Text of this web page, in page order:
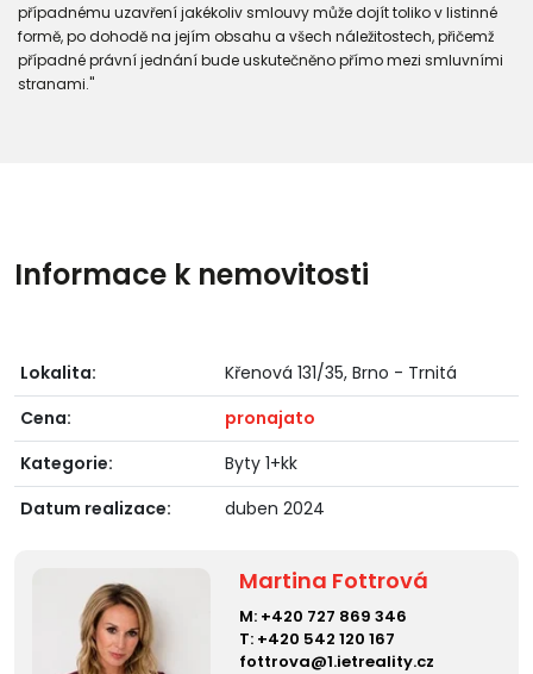
případnému uzavření jakékoliv smlouvy může dojít toliko v listinné
formě, po dohodě na jejím obsahu a všech náležitostech, přičemž
případné právní jednání bude uskutečněno přímo mezi smluvními
stranami."
Informace k nemovitosti
Lokalita:
Křenová 131/35, Brno - Trnitá
Cena:
pronajato
Kategorie:
Byty 1+kk
Datum realizace:
duben 2024
Martina Fottrová
M: +420 727 869 346
T: +420 542 120 167
fottrova@1.ietreality.cz